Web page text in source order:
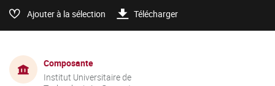
Ajouter à la sélection Télécharger
Composante
Institut Universitaire de